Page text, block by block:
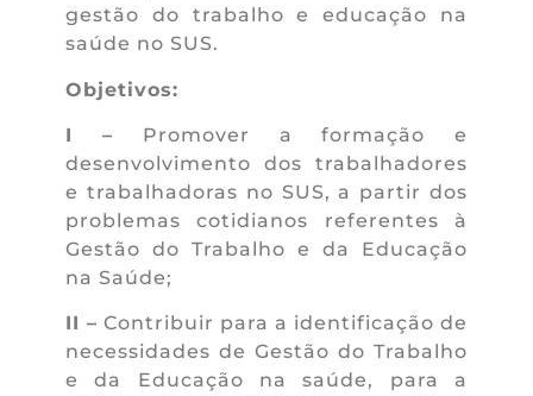
gestão do trabalho e educação na
saúde no SUS.
Objetivos:
I – Promover a formação e
desenvolvimento dos trabalhadores
e trabalhadoras no SUS, a partir dos
problemas cotidianos referentes à
Gestão do Trabalho e da Educação
na Saúde;
II – Contribuir para a identificação de
necessidades de Gestão do Trabalho
e da Educação na saúde, para a